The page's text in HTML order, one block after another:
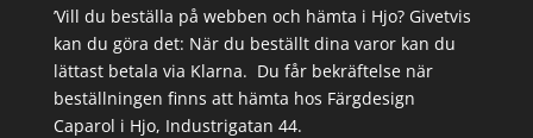
’Vill du beställa på webben och hämta i Hjo? Givetvis
kan du göra det: När du beställt dina varor kan du
lättast betala via Klarna. Du får bekräftelse när
beställningen finns att hämta hos Färgdesign
Caparol i Hjo, Industrigatan 44.